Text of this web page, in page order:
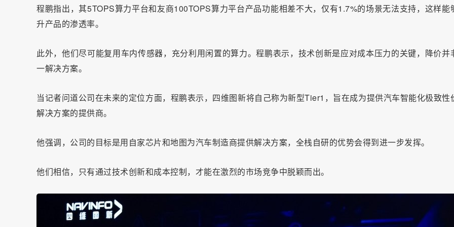
程鹏指出，其5TOPS算力平台和友商100TOPS算力平台产品功能相差不大，仅有1.7%的场景无法支持，这样能
升产品的渗透率。
此外，他们尽可能复用车内传感器，充分利用闲置的算力。程鹏表示，技术创新是应对成本压力的关键，降价并
一解决方案。
当记者问道公司在未来的定位方面，程鹏表示，四维图新将自己称为新型Tier1，旨在成为提供汽车智能化极致性
解决方案的提供商。
他强调，公司的目标是用自家芯片和地图为汽车制造商提供解决方案，全栈自研的优势会得到进一步发挥。
他们相信，只有通过技术创新和成本控制，才能在激烈的市场竞争中脱颖而出。